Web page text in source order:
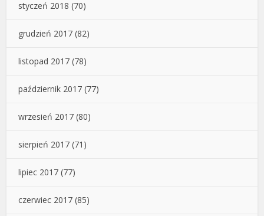
styczeń 2018 (70)
grudzień 2017 (82)
listopad 2017 (78)
październik 2017 (77)
wrzesień 2017 (80)
sierpień 2017 (71)
lipiec 2017 (77)
czerwiec 2017 (85)